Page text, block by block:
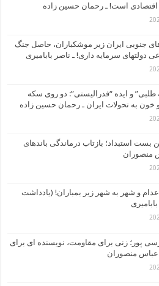
اقتصادی است! ـ رحمان حسین زاده
جنوبی ایران زیر موشکباران، حاصل جنگ
دولتهای سرمایه داری! ـ ناصر بابامیری
طلبی” و ایده “فدرالیستی”: دو روی سکه
خون به تحولات ایران ـ رحمان حسین زاده
بست استبداد؛ بازتاب درماندگی باندهای
منصوران
و شهر به شهر زیر بمباران! (یادداشت
پور؛ زنی برای مقاومت، نویسنده ای برای
عباس منصوران